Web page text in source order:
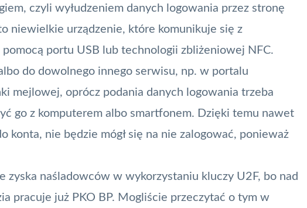
czyli wyłudzeniem danych logowania przez stronę
niewielkie urządzenie, które komunikuje się z
portu USB lub technologii zbliżeniowej NFC.
do dowolnego innego serwisu, np. w portalu
mejlowej, oprócz podania danych logowania trzeba
go z komputerem albo smartfonem. Dzięki temu nawet
konta, nie będzie mógł się na nie zalogować, ponieważ
zyska naśladowców w wykorzystaniu kluczy U2F, bo nad
pracuje już PKO BP. Mogliście przeczytać o tym w